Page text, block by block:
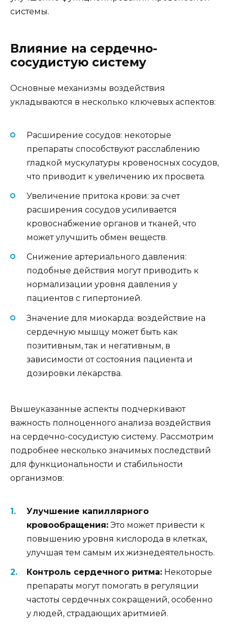
системы.
Влияние на сердечно-
сосудистую систему
Основные механизмы воздействия
укладываются в несколько ключевых аспектов:
Расширение сосудов: некоторые
препараты способствуют расслаблению
гладкой мускулатуры кровеносных сосудов,
что приводит к увеличению их просвета.
Увеличение притока крови: за счет
расширения сосудов усиливается
кровоснабжение органов и тканей, что
может улучшить обмен веществ.
Снижение артериального давления:
подобные действия могут приводить к
нормализации уровня давления у
пациентов с гипертонией.
Значение для миокарда: воздействие на
сердечную мышцу может быть как
позитивным, так и негативным, в
зависимости от состояния пациента и
дозировки лекарства.
Вышеуказанные аспекты подчеркивают
важность полноценного анализа воздействия
на сердечно-сосудистую систему. Рассмотрим
подробнее несколько значимых последствий
для функциональности и стабильности
организмов:
Улучшение капиллярного
кровообращения: Это может привести к
повышению уровня кислорода в клетках,
улучшая тем самым их жизнедеятельность.
Контроль сердечного ритма: Некоторые
препараты могут помогать в регуляции
частоты сердечных сокращений, особенно
у людей, страдающих аритмией.